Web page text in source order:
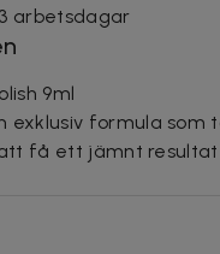
arbetsdagar
9ml
exklusiv formula som
få ett jämnt resultat